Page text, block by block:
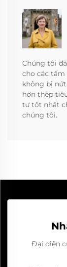
Chúng tôi
cho các
không bị
hơn thép
tư tốt nhất
chúng tôi.
Đại diện